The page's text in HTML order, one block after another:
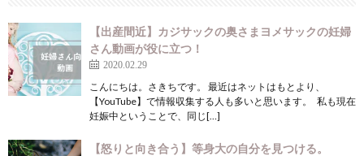
【出産間近】カジサックの奥さまヨメサックの妊婦
さん動画が役に立つ！
2020.02.29
こんにちは。さきちです。 最近はネットはもとより、
【YouTube】で情報収集する人も多いと思います。 私も現在
妊娠中ということで、同じ[…]
【怒りと向き合う】等身大の自分を見つける。